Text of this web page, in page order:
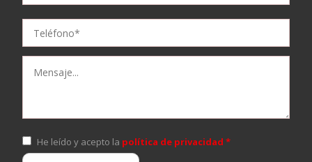
He leído y acepto la política de privacidad *